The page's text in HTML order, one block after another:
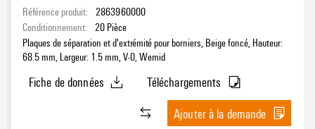
Référence produit: 2863960000
Conditionnement: 20 Pièce
Plaques de séparation et d'extrémité pour borniers, Beige foncé, Hauteur:
68.5 mm, Largeur: 1.5 mm, V-0, Wemid
Fiche de données
Téléchargements
Ajouter à la demande